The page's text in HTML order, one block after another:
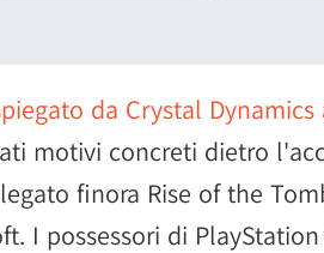
da Crystal
motivi concreti dietro
finora Rise of the
I possessori di